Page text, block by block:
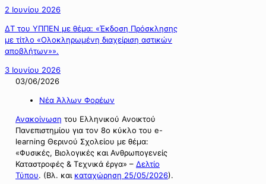
2 Ιουνίου 2026
ΔΤ του ΥΠΠΕΝ με θέμα: «Έκδοση Πρόσκλησης
με τίτλο «Ολοκληρωμένη διαχείριση αστικών
αποβλήτων»».
3 Ιουνίου 2026
03/06/2026
Νέα Άλλων Φορέων
Ανακοίνωση του Ελληνικού Ανοικτού
Πανεπιστημίου για τον 8ο κύκλο του e-
learning Θερινού Σχολείου με θέμα:
«Φυσικές, Βιολογικές και Ανθρωπογενείς
Καταστροφές & Τεχνικά έργα» – Δελτίο
Τύπου. (Βλ. και καταχώρηση 25/05/2026).